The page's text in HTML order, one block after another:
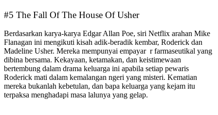
#5 The Fall Of The House Of Usher
Berdasarkan karya-karya Edgar Allan Poe, siri Netflix arahan Mike
Flanagan ini mengikuti kisah adik-beradik kembar, Roderick dan
Madeline Usher. Mereka mempunyai empayar r farmaseutikal yang
dibina bersama. Kekayaan, ketamakan, dan keistimewaan
bertembung dalam drama keluarga ini apabila setiap pewaris
Roderick mati dalam kemalangan ngeri yang misteri. Kematian
mereka bukanlah kebetulan, dan bapa keluarga yang kejam itu
terpaksa menghadapi masa lalunya yang gelap.